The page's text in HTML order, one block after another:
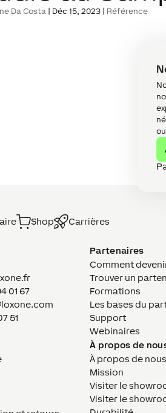
Da Costa Déc 15, 2023 Référence
Shop Carrières
01 67
51
Partenaires
Comment
Trouver un
Formations
Les bases du
Support
Webinaires
À propos de
À propos de nous
Mission
Visiter le
Visiter le